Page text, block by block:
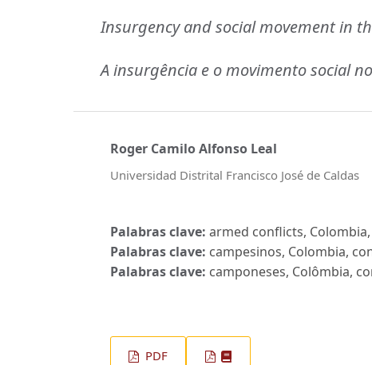
Insurgency and social movement in
A insurgência e o movimento social
Roger Camilo Alfonso Leal
Universidad Distrital Francisco José de Caldas
Palabras clave: armed conflicts,
Palabras clave: campesinos, Colombia,
Palabras clave: camponeses, Colômbia,
PDF